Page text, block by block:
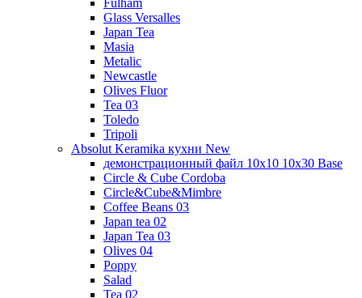
Fulham
Glass Versalles
Japan Tea
Masia
Metalic
Newcastle
Olives Fluor
Tea 03
Toledo
Tripoli
Absolut Keramika кухни New
демонстрационный файл 10x10 10x30 Base
Circle & Cube Cordoba
Circle&Cube&Mimbre
Coffee Beans 03
Japan tea 02
Japan Tea 03
Olives 04
Poppy
Salad
Tea 02